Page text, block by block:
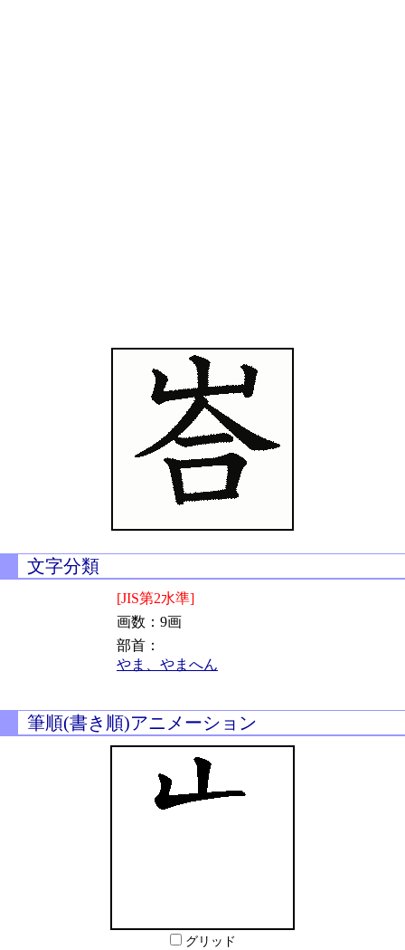
文字分類
[JIS第2水準]
画数：9画
部首：
やま、やまへん
筆順(書き順)アニメーション
グリッド